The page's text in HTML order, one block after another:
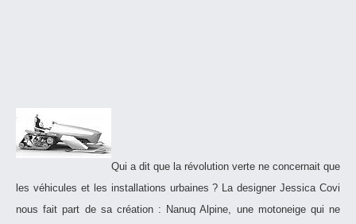
Qui a dit que la révolution verte ne concernait que
les véhicules et les installations urbaines ? La designer Jessica Covi
nous fait part de sa création : Nanuq Alpine, une motoneige qui ne